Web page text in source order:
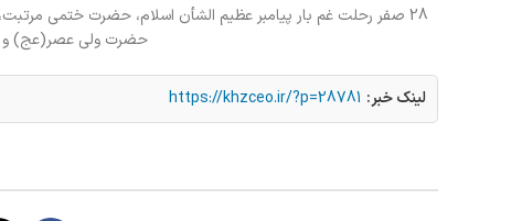
28 صفر رحلت غم بار پیامبر عظیم الشأن اسلام، حضرت
حضرت ولی عصر(عج) و
لینک خبر: https://khzceo.ir/?p=28781